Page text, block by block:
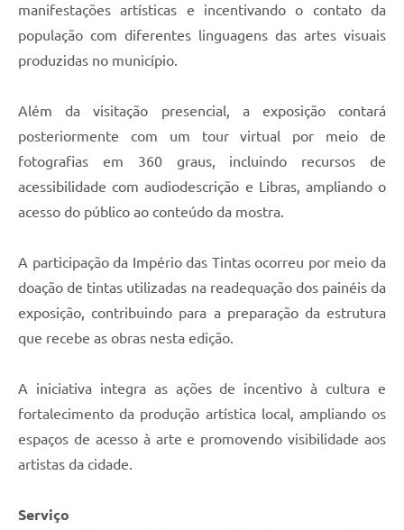
manifestações artísticas e incentivando o contato da
população com diferentes linguagens das artes visuais
produzidas no município.
Além da visitação presencial, a exposição contará
posteriormente com um tour virtual por meio de
fotografias em 360 graus, incluindo recursos de
acessibilidade com audiodescrição e Libras, ampliando o
acesso do público ao conteúdo da mostra.
A participação da Império das Tintas ocorreu por meio da
doação de tintas utilizadas na readequação dos painéis da
exposição, contribuindo para a preparação da estrutura
que recebe as obras nesta edição.
A iniciativa integra as ações de incentivo à cultura e
fortalecimento da produção artística local, ampliando os
espaços de acesso à arte e promovendo visibilidade aos
artistas da cidade.
Serviço